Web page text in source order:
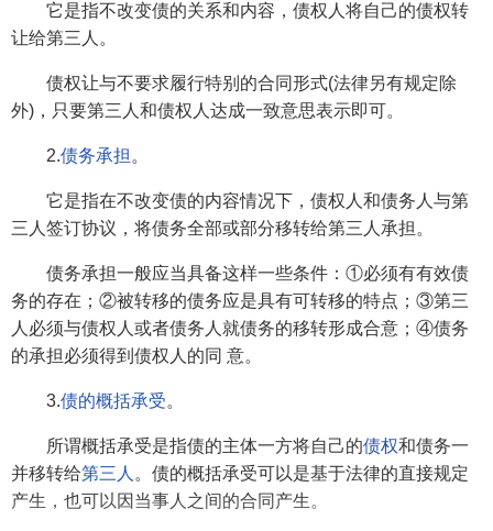
它是指不改变债的关系和内容，债权人将自己的债权转
让给第三人。
债权让与不要求履行特别的合同形式(法律另有规定除
外)，只要第三人和债权人达成一致意思表示即可。
2.债务承担 。
它是指在不改变债的内容情况下，债权人和债务人与第
三人签订协议，将债务全部或部分移转给第三人承担。
债务承担一般应当具备这样一些条件：①必须有有效债
务的存在；②被转移的债务应是具有可转移的特点；③第三
人必须与债权人或者债务人就债务的移转形成合意；④债务
的承担必须得到债权人的同 意。
3.债的概括承受。
所谓概括承受是指债的主体一方将自己的债权和债务一
并移转给第三人 。债的概括承受可以是基于法律的直接规定
产生，也可以因当事人之间的合同产生。